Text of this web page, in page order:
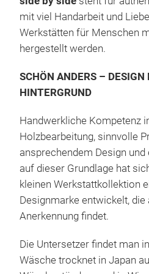
mit viel Handarbeit und
Werkstätten für Menschen
hergestellt werden.
SCHÖN ANDERS –
HINTERGRUND
Handwerkliche Kompetenz
Holzbearbeitung, sinnvolle
ansprechendem Design
auf dieser Grundlage hat
kleinen Werkstattkollektion
Designmarke entwickelt, die
Anerkennung findet.
Die Untersetzer findet man
Wäsche trocknet in Japan